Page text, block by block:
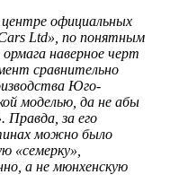
официальных
Ltd», по понятным
наверное черт
сравнительно
Юго-
моделью, да не абы
Правда, за его
можно было
«семерку»,
а не мюнхенскую